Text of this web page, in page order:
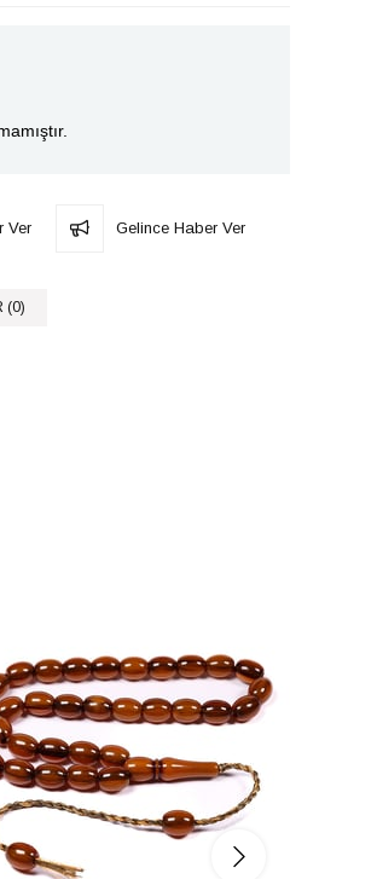
Ver Gelince Haber Ver
(0)